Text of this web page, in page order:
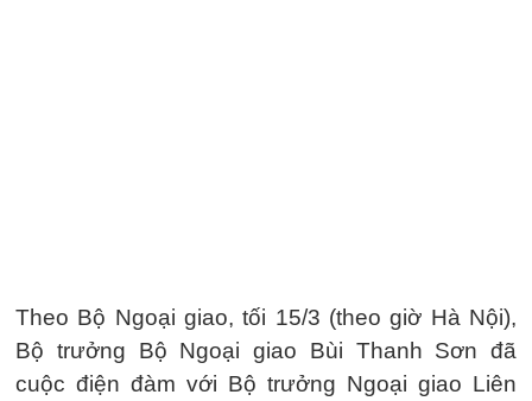
Theo Bộ Ngoại giao, tối 15/3 (theo giờ Hà Nội),
Bộ trưởng Bộ Ngoại giao Bùi Thanh Sơn đã
cuộc điện đàm với Bộ trưởng Ngoại giao Liên